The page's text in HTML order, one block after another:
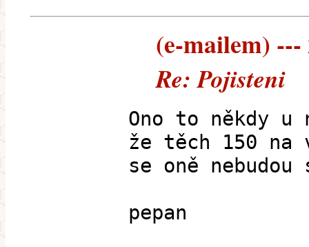
(e-mailem) ---
Re: Pojisteni
Ono to někdy
že těch 150 na
se oně
pepan